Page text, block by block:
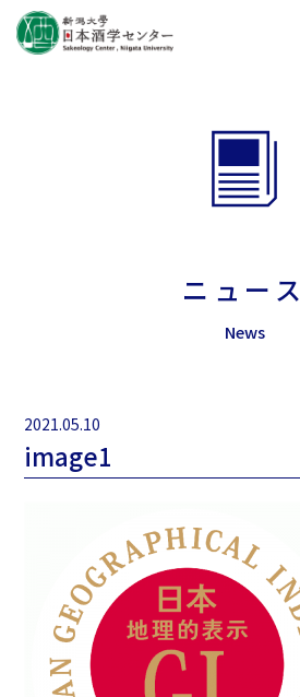
ニュース
News
2021.05.10
image1